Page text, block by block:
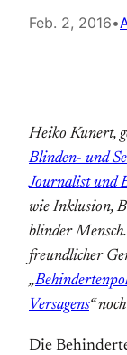
Feb. 2, 2016•
Heiko Kunert,
Blinden- und
Journalist und
wie Inklusion,
blinder
freundlicher
„
Versagens“
Die